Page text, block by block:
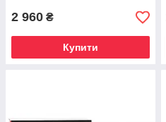
2 960 ₴
Купити